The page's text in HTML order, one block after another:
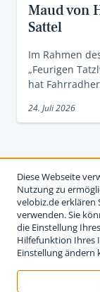
Maud von
Sattel
Im Rahmen
„Feurigen
hat
24. Juli 2026
Diese Webseite
Nutzung zu
velobiz.de erklären
verwenden. Sie
die Einstellung
Hilfefunktion Ihres
Einstellung ändern